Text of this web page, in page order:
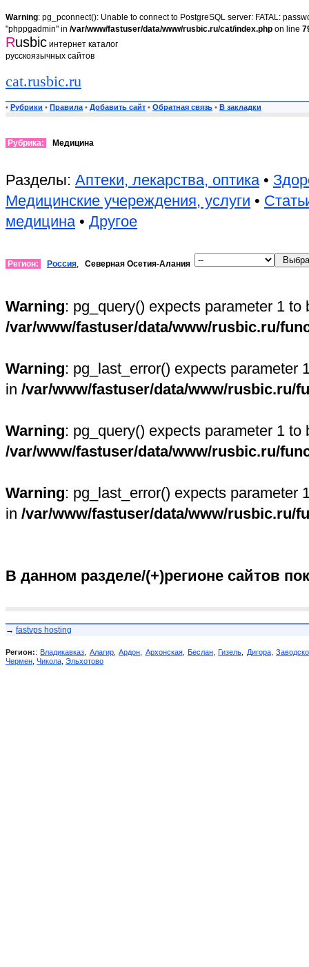
Warning: pg_pconnect(): Unable to connect to PostgreSQL server: FATAL:
"phppgadmin" in /var/www/fastuser/data/www/rusbic.ru/cat/index.php on line
Rusbic интернет каталог
русскоязычных сайтов
cat.rusbic.ru
• Рубрики • Правила • Добавить сайт • Обратная связь • В закладки
Рубрика: Медицина
Разделы: Аптеки, лекарства, оптика•
Медицинские учереждения, услуги •
медицина• Другое
Регион: Россия, Северная Осетия-Алания
Warning: pg_query() expects parameter 1
/var/www/fastuser/data/www/rusbic.ru/
Warning: pg_last_error() expects parameter
in /var/www/fastuser/data/www/rusbic.ru/
Warning: pg_query() expects parameter 1
/var/www/fastuser/data/www/rusbic.ru/
Warning: pg_last_error() expects parameter
in /var/www/fastuser/data/www/rusbic.ru/
В данном разделе/(+)регионе сайтов
→ fastvps hosting
Регион::Владикавказ Алагир,Ардон Архонская, Беслан,Гизель Дигора,
Чермен Чикола Эльхотово